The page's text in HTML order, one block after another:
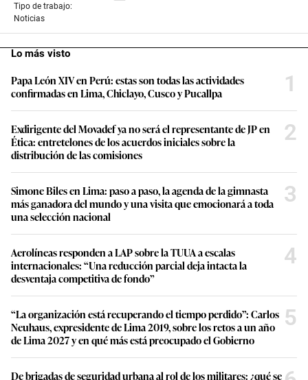
Tipo de trabajo:
Noticias
Lo más visto
Papa León XIV en Perú: estas son todas las actividades
confirmadas en Lima, Chiclayo, Cusco y Pucallpa
1
Exdirigente del Movadef ya no será el representante de JP en
Ética: entretelones de los acuerdos iniciales sobre la
distribución de las comisiones
2
Simone Biles en Lima: paso a paso, la agenda de la gimnasta
más ganadora del mundo y una visita que emocionará a toda
una selección nacional
3
Aerolíneas responden a LAP sobre la TUUA a escalas
internacionales: “Una reducción parcial deja intacta la
desventaja competitiva de fondo”
4
“La organización está recuperando el tiempo perdido”: Carlos
Neuhaus, expresidente de Lima 2019, sobre los retos a un año
de Lima 2027 y en qué más está preocupado el Gobierno
5
De brigadas de seguridad urbana al rol de los militares: ¿qué se